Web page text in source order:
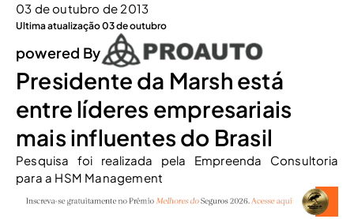
03 de outubro de 2013
Ultima atualização 03 de outubro
powered By
Presidente da Marsh está
entre líderes empresariais
mais influentes do Brasil
Pesquisa foi realizada pela Empreenda Consultoria
para a HSM Management